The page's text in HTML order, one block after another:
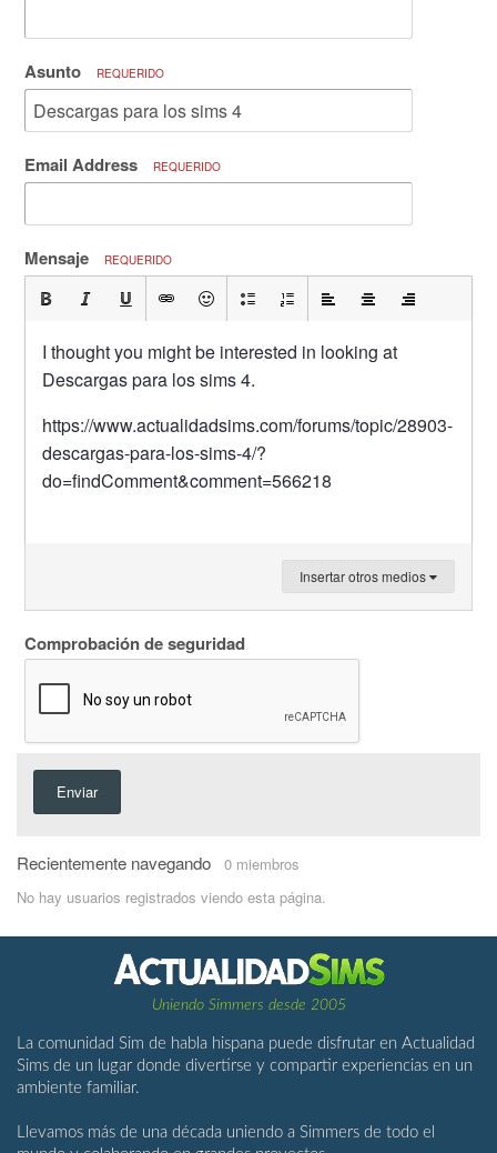
Asunto REQUERIDO
Email Address REQUERIDO
Mensaje REQUERIDO
I thought you might be interested in looking at
Descargas para los sims 4.
https://www.actualidadsims.com/forums/topic/28903-
descargas-para-los-sims-4/?
do=findComment&comment=566218
Insertar otros medios
Comprobación de seguridad
Enviar
Recientemente navegando 0 miembros
No hay usuarios registrados viendo esta página.
Uniendo Simmers desde 2005
La comunidad Sim de habla hispana puede disfrutar en Actualidad
Sims de un lugar donde divertirse y compartir experiencias en un
ambiente familiar.
Llevamos más de una década uniendo a Simmers de todo el